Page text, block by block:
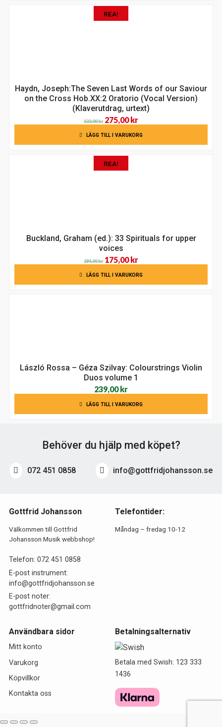
REA!
Haydn, Joseph:The Seven Last Words of our Saviour
on the Cross Hob.XX:2 Oratorio (Vocal Version)
(Klaverutdrag, urtext)
322,00kr Det
ursprungliga
priset
var:
322,00 kr.
275,00 krDet
nuvarande
priset
LÄGG TILL I VARUKORG
REA!
Buckland, Graham (ed.): 33 Spirituals for upper
voices
284,00kr Det
ursprungliga
priset
175,00krDet
nuvarande
priset
LÄGG TILL I VARUKORG
László Rossa – Géza Szilvay: Colourstrings Violin
Duos volume 1
239,00kr
LÄGG TILL I VARUKORG
Behöver du hjälp med köpet?
072 451 0858 info@gottfridjohansson.se
Gottfrid Johansson
Välkommen till Gottfrid
Johansson Musik webbshop!
Telefon: 072 451 0858
E-post instrument:
info@gottfridjohansson.se
E-post noter:
gottfridnoter@gmail.com
Telefontider:
Måndag – fredag 10-12
Användbara sidor
Mitt konto
Varukorg
Köpvillkor
Kontakta oss
Betalningsalternativ
Betala med Swish: 123 333
1436